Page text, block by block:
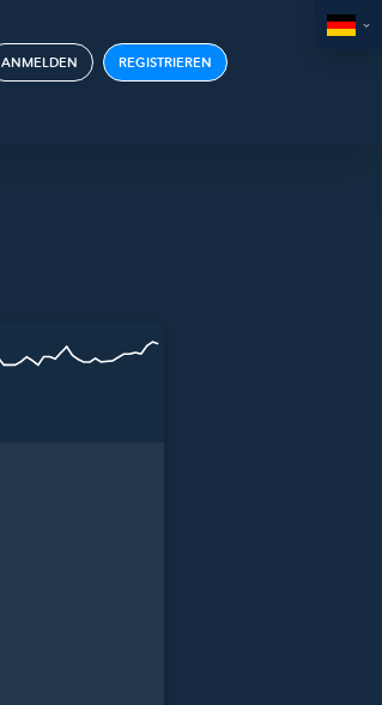
ANMELDEN REGISTRIEREN